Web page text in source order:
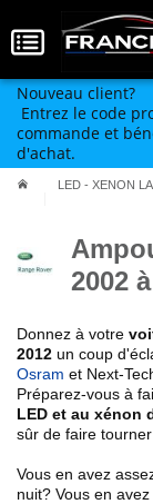
Nouveau client?
Entrez le code
commande et
d'achat.
LED - XENON
2002
Donnez à votre
2012 un coup
Osram et Next-
Préparez-vous à
LED et au xénon
sûr de faire tourner
Vous en avez
nuit? Vous en